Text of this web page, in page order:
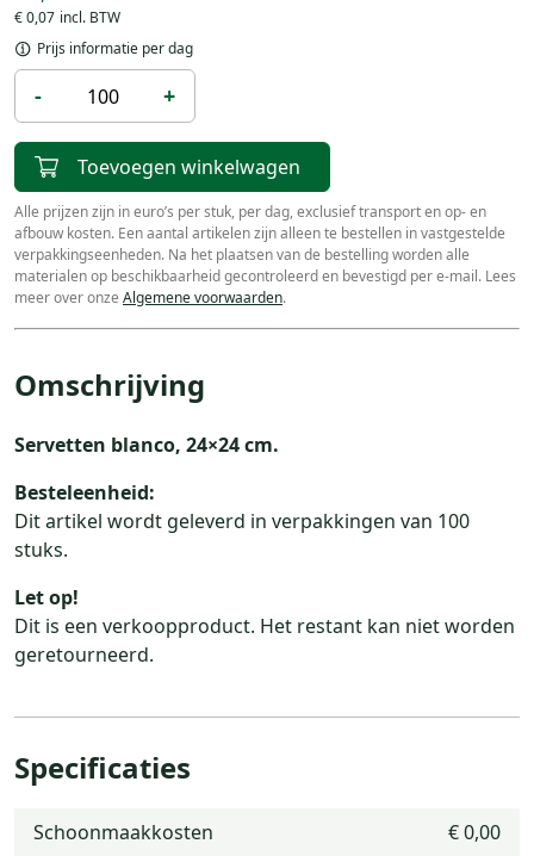
€ 0,07
Prijs informatie per dag
- +
Toevoegen winkelwagen
Alle prijzen zijn in euro’s per stuk, per dag, exclusief transport en op- en
afbouw kosten. Een aantal artikelen zijn alleen te bestellen in vastgestelde
verpakkingseenheden. Na het plaatsen van de bestelling worden alle
materialen op beschikbaarheid gecontroleerd en bevestigd per e-mail. Lees
meer over onze Algemene voorwaarden.
Omschrijving
Servetten blanco, 24×24 cm.
Besteleenheid:
Dit artikel wordt geleverd in verpakkingen van 100
stuks.
Let op!
Dit is een verkoopproduct. Het restant kan niet worden
geretourneerd.
Specificaties
Schoonmaakkosten
€ 0,00